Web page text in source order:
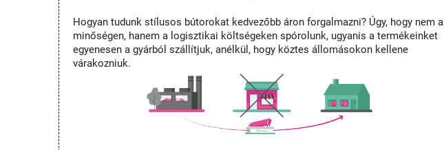
Hogyan tudunk stílusos bútorokat kedvezőbb áron forgalmazni? Úgy, hogy nem a
minőségen, hanem a logisztikai költségeken spórolunk, ugyanis a termékeinket
egyenesen a gyárból szállítjuk, anélkül, hogy köztes állomásokon kellene
várakozniuk.